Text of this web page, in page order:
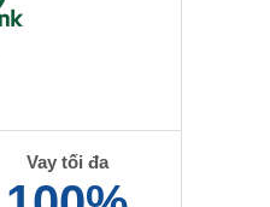
Vay tối đa